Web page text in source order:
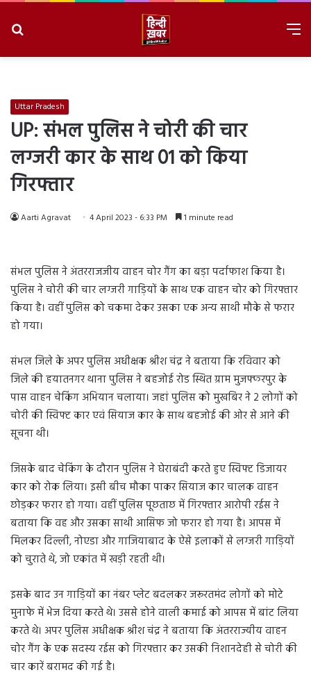
Uttar Pradesh
UP: संभल पुलिस ने चोरी की चार
लग्जरी कार के साथ 01 को किया
गिरफ्तार
Aarti Agravat 4 April 2023 - 6:33 PM 1 minute read
संभल पुलिस ने अंतरराजजीय वाहन चोर गैंग का बड़ा पर्दाफाश किया है।
पुलिस ने चोरी की चार लग्जरी गाड़ियों के साथ एक वाहन चोर को गिरफ्तार
किया है। वहीं पुलिस को चकमा देकर उसका एक अन्य साथी मौके से फरार
हो गया।
संभल जिले के अपर पुलिस अधीक्षक श्रीश चंद्र ने बताया कि रविवार को
जिले की हयातनगर थाना पुलिस ने बहजोई रोड स्थित ग्राम मुजफ्फरपुर के
पास वाहन चेकिंग अभियान चलाया। जहां पुलिस को मुखबिर ने 2 लोगों को
चोरी की स्विफ्ट कार एवं सियाज कार के साथ बहजोई की ओर से आने की
सूचना थी।
जिसके बाद चेकिंग के दौरान पुलिस ने घेराबंदी करते हुए स्विफ्ट डिजायर
कार को रोक लिया। इसी बीच मौका पाकर सियाज कार चालक वाहन
छोड़कर फरार हो गया। वहीं पुलिस पूछताछ में गिरफ्तार आरोपी रईस ने
बताया कि वह और उसका साथी आसिफ जो फरार हो गया है। आपस में
मिलकर दिल्ली, नोएडा और गाजियाबाद के ऐसे इलाकों से लग्जरी गाड़ियों
को चुराते थे, जो एकांत में खड़ी रहती थी।
इसके बाद उन गाड़ियों का नंबर प्लेट बदलकर जरूरतमंद लोगों को मोटे
मुनाफे में भेज दिया करते थे। उससे होने वाली कमाई को आपस में बांट लिया
करते थे। अपर पुलिस अधीक्षक श्रीश चंद्र ने बताया कि अंतरराज्यीय वाहन
चोर गैंग के एक सदस्य रईस को गिरफ्तार कर उसकी निशानदेही से चोरी की
चार कारें बरामद की गई है।